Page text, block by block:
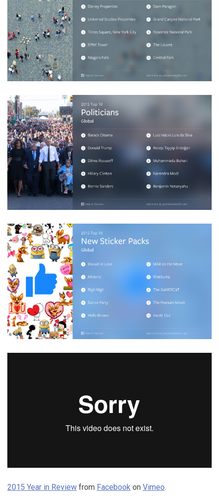
2015 Year in Review from Facebook on Vimeo.